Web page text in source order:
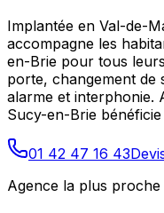
Implantée en Val-de-
accompagne les
en-Brie pour tous
porte, changement de
alarme et interphonie.
Sucy-en-Brie
01 42 47 16 43
Agence la plus proche